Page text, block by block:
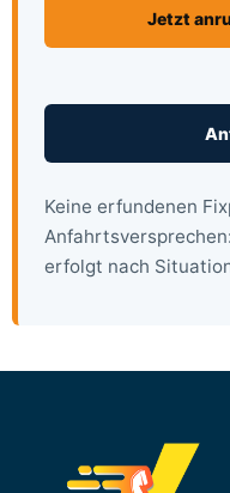
Jetzt
Keine erfundenen
erfolgt nach